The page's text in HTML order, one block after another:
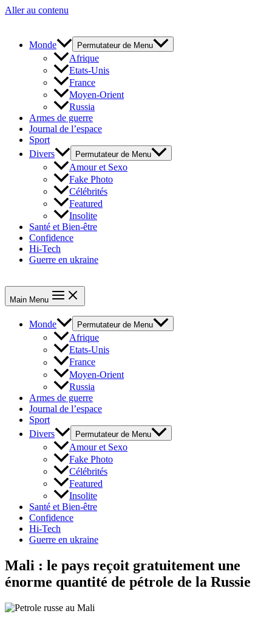
Aller au contenu
Monde Permutateur de Menu
Afrique
Etats-Unis
France
Moyen-Orient
Russia
Armes de guerre
Journal de l’espace
Sport
Divers
Permutateur de Menu
Amour et Sexo
Fake Photo
Célébrités
Featured
Insolite
Santé et Bien-être
Confidence
Hi-Tech
Guerre en ukraine
Main Menu
Monde Permutateur de Menu
Afrique
Etats-Unis
France
Moyen-Orient
Russia
Armes de guerre
Journal de l’espace
Sport
Divers
Permutateur de Menu
Amour et Sexo
Fake Photo
Célébrités
Featured
Insolite
Santé et Bien-être
Confidence
Hi-Tech
Guerre en ukraine
Mali : le pays reçoit gratuitement une
énorme quantité de pétrole de la Russie